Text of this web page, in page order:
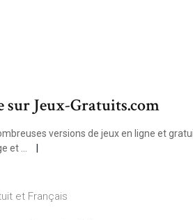
sur Jeux-Gratuits.com
versions de jeux en ligne et
et ...
et Français